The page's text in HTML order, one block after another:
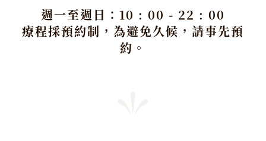
週一至週日：10 : 00 - 22 : 00
療程採預約制，為避免久候，請事先預
約。